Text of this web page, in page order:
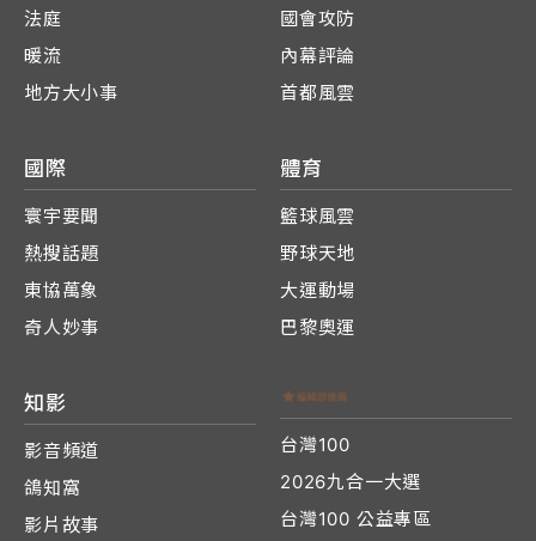
法庭
暖流
地方大小事
國會攻防
內幕評論
首都風雲
國際
寰宇要聞
熱搜話題
東協萬象
奇人妙事
體育
籃球風雲
野球天地
大運動場
巴黎奧運
知影
影音頻道
鴿知窩
影片故事
台灣100
2026九合一大選
台灣100 公益專區